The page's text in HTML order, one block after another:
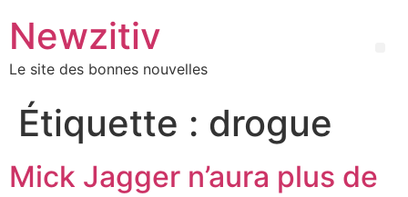
Newzitiv
Le site des bonnes nouvelles
Étiquette : drogue
Mick Jagger n’aura plus de